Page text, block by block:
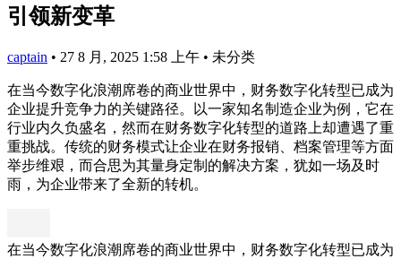
引领新变革
captain • 27 8 月, 2025 1:58 上午 • 未分类
在当今数字化浪潮席卷的商业世界中，财务数字化转型已成为
企业提升竞争力的关键路径。以一家知名制造企业为例，它在
行业内久负盛名，然而在财务数字化转型的道路上却遭遇了重
重挑战。传统的财务模式让企业在财务报销、档案管理等方面
举步维艰，而合思为其量身定制的解决方案，犹如一场及时
雨，为企业带来了全新的转机。
在当今数字化浪潮席卷的商业世界中，财务数字化转型已成为